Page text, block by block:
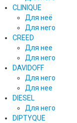
CLINIQUE
Для неё
Для него
CREED
Для нее
Для него
DAVIDOFF
Для него
Для нее
DIESEL
Для него
DIPTYQUE